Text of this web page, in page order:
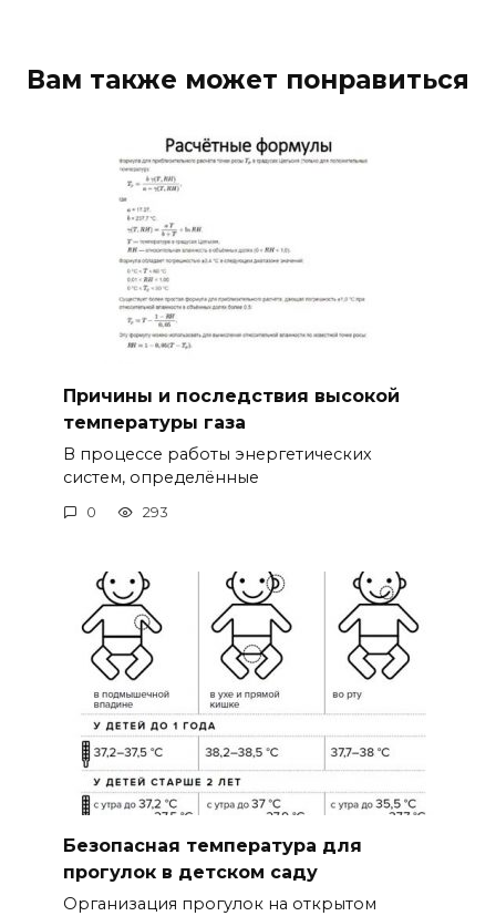
Вам также может понравиться
Причины и последствия высокой
температуры газа
В процессе работы энергетических
систем, определённые
0 293
Безопасная температура для
прогулок в детском саду
Организация прогулок на открытом